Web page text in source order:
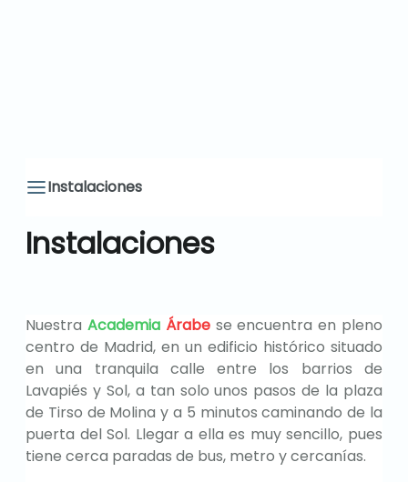
Instalaciones
Instalaciones
Nuestra Academia Árabe se encuentra en pleno
centro de Madrid, en un edificio histórico situado
en una tranquila calle entre los barrios de
Lavapiés y Sol, a tan solo unos pasos de la plaza
de Tirso de Molina y a 5 minutos caminando de la
puerta del Sol. Llegar a ella es muy sencillo, pues
tiene cerca paradas de bus, metro y cercanías.